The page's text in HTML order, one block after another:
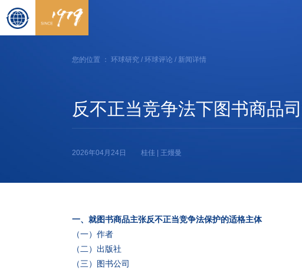
您的位置 ： 环球研究 / 环球评论 / 新闻详情
反不正当竞争法下图书商品
2026年04月24日 桂佳 | 王熳曼
一、就图书商品主张反不正当竞争法保护的适格主体
（一）作者
（二）出版社
（三）图书公司